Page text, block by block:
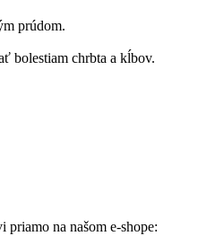
prúdom.
bolestiam chrbta a kĺbov.
na našom e-shope: